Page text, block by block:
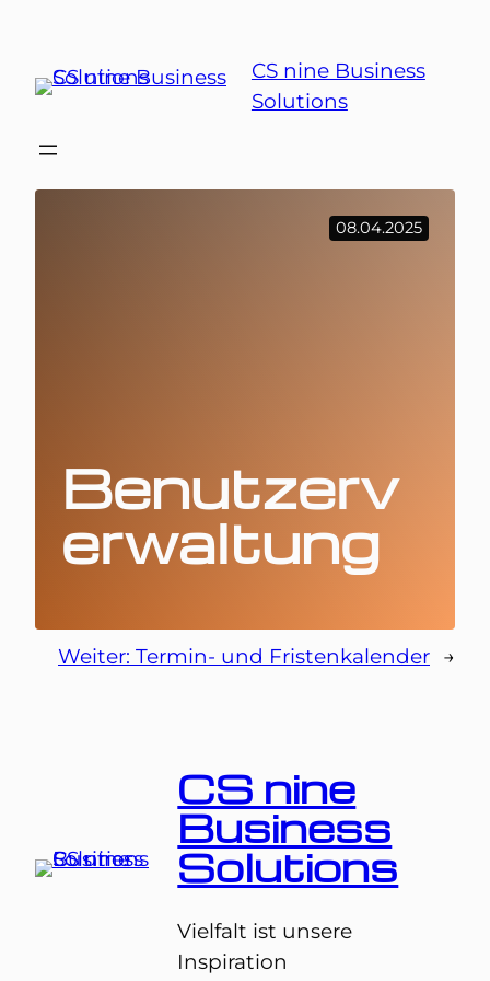
springen
CS nine Business
Solutions
08.04.2025
Benutzerv
erwaltung
Weiter: Termin- und Fristenkalender →
CS nine
Business
Solutions
Vielfalt ist unsere
Inspiration